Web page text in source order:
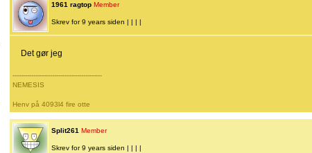
1961 ragtop Member
Skrev for 9 years siden | | | |
Det gør jeg
-------------------------------------------
NEMESIS
Henv på 4093l4 fire otte
Split261 Member
Skrev for 9 years siden | | | |